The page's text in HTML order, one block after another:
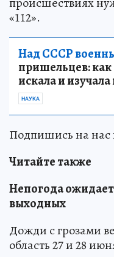
«112».
Над СССР
пришельцев: как
искала и
НАУКА
Подпишись на нас
Читайте также
Непогода
выходных
Дожди с грозами
область 27 и 28